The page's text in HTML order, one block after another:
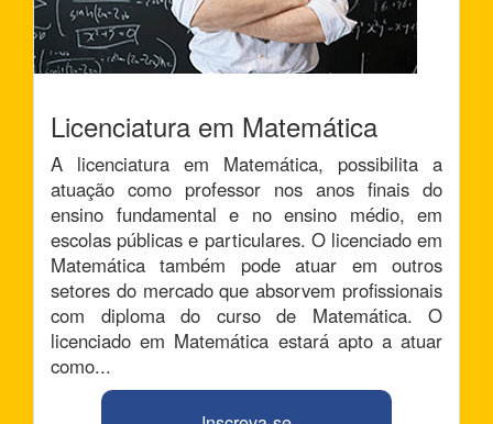
Licenciatura em Matemática
A licenciatura em Matemática, possibilita a
atuação como professor nos anos finais do
ensino fundamental e no ensino médio, em
escolas públicas e particulares. O licenciado em
Matemática também pode atuar em outros
setores do mercado que absorvem profissionais
com diploma do curso de Matemática. O
licenciado em Matemática estará apto a atuar
como...